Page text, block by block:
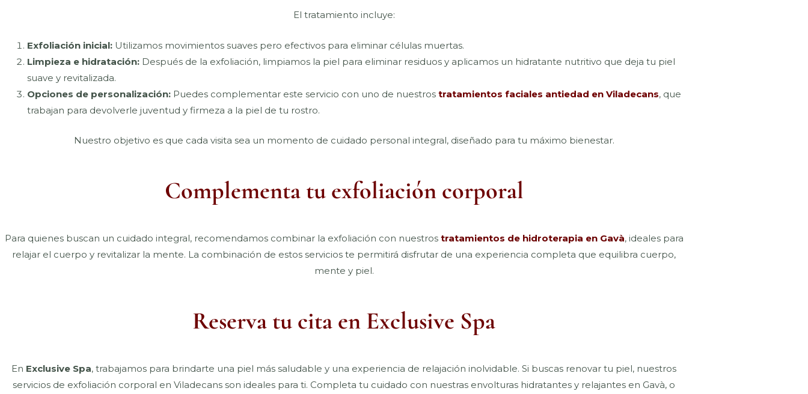
El tratamiento incluye:
Exfoliación inicial: Utilizamos movimientos suaves pero efectivos para eliminar células muertas.
Limpieza e hidratación: Después de la exfoliación, limpiamos la piel para eliminar residuos y aplicamos un hidratante nutritivo que deja tu piel
suave y revitalizada.
Opciones de personalización: Puedes complementar este servicio con uno de nuestros tratamientos faciales antiedad en Viladecans, que
trabajan para devolverle juventud y firmeza a la piel de tu rostro.
Nuestro objetivo es que cada visita sea un momento de cuidado personal integral, diseñado para tu máximo bienestar.
Complementa tu exfoliación corporal
Para quienes buscan un cuidado integral, recomendamos combinar la exfoliación con nuestros tratamientos de hidroterapia en Gavà, ideales para
relajar el cuerpo y revitalizar la mente. La combinación de estos servicios te permitirá disfrutar de una experiencia completa que equilibra cuerpo,
mente y piel.
Reserva tu cita en Exclusive Spa
En Exclusive Spa, trabajamos para brindarte una piel más saludable y una experiencia de relajación inolvidable. Si buscas renovar tu piel, nuestros
servicios de exfoliación corporal en Viladecans son ideales para ti. Completa tu cuidado con nuestras envolturas hidratantes y relajantes en Gavà, o